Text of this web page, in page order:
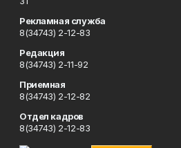
Рекламная служба
8(34743) 2-12-83
Редакция
8(34743) 2-11-92
Приемная
8(34743) 2-12-82
Отдел кадров
8(34743) 2-12-83